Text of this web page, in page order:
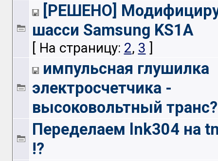
[РЕШЕНО]
шасси Samsung KS1A
[ На страницу: 2, 3 ]
импульсная глушилка
электросчетчика -
высоковольтный
Переделаем lnk304 на
!?